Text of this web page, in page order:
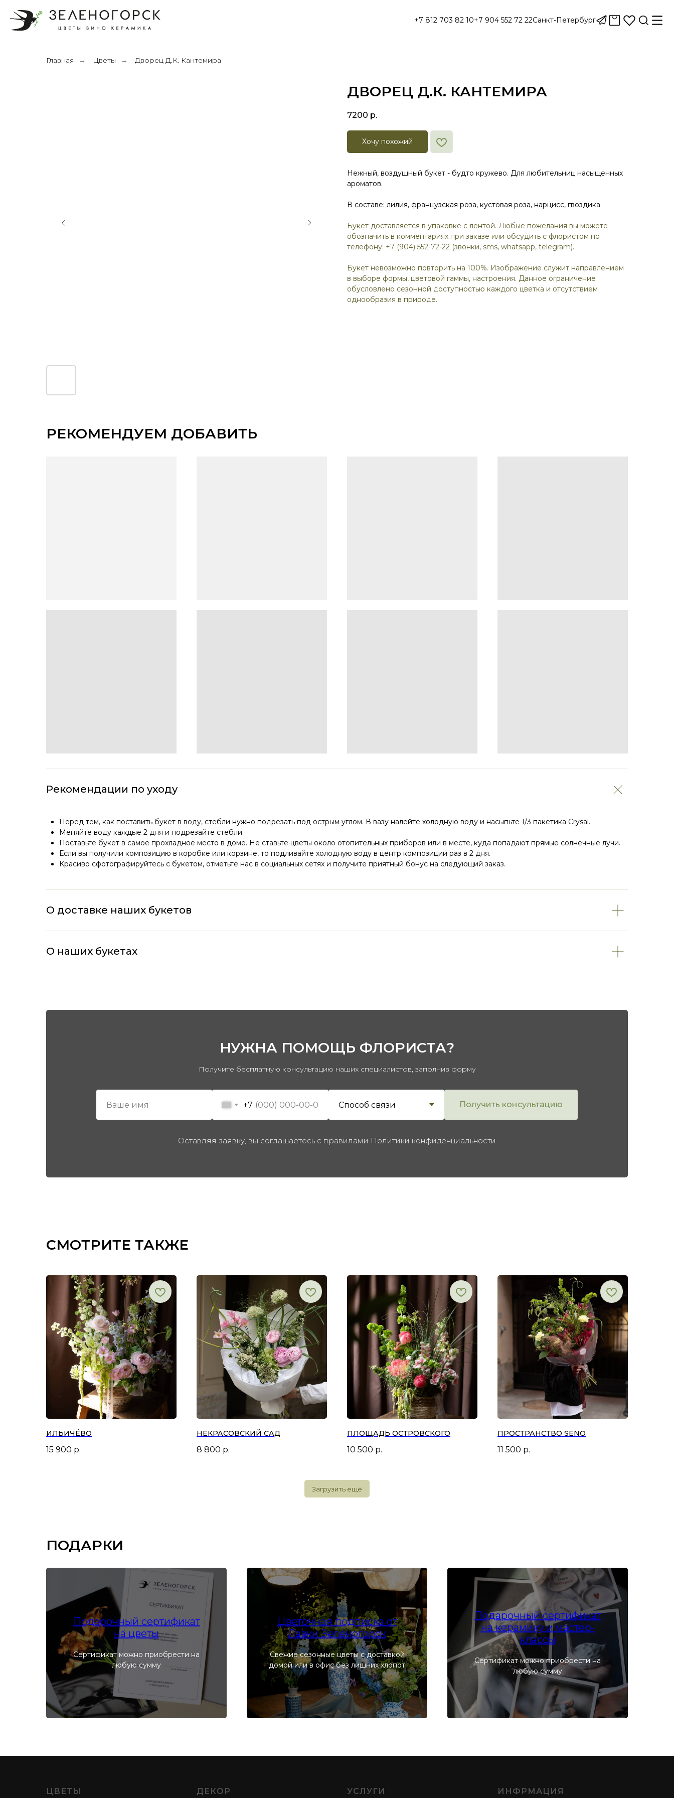
+7 812 703 82 10+7 904 552 72 22Санкт-Петербург
Главная → Цветы → Дворец Д.К. Кантемира
ДВОРЕЦ Д.К. КАНТЕМИРА
7200 р.
Хочу похожий
Нежный, воздушный букет - будто кружево. Для любительниц насыщенных
ароматов.
В составе: лилия, французская роза, кустовая роза, нарцисс, гвоздика.
Букет доставляется в упаковке с лентой. Любые пожелания вы можете
обозначить в комментариях при заказе или обсудить с флористом по
телефону: +7 (904) 552-72-22 (звонки, sms, whatsapp, telegram).
Букет невозможно повторить на 100%. Изображение служит направлением
в выборе формы, цветовой гаммы, настроения. Данное ограничение
обусловлено сезонной доступностью каждого цветка и отсутствием
однообразия в природе.
РЕКОМЕНДУЕМ ДОБАВИТЬ
Рекомендации по уходу
Перед тем, как поставить букет в воду, стебли нужно подрезать под острым углом. В вазу налейте холодную воду и насыпьте 1/3 пакетика Crysal.
Меняйте воду каждые 2 дня и подрезайте стебли.
Поставьте букет в самое прохладное место в доме. Не ставьте цветы около отопительных приборов или в месте, куда попадают прямые солнечные лучи.
Если вы получили композицию в коробке или корзине, то подливайте холодную воду в центр композиции раз в 2 дня.
Красиво сфотографируйтесь с букетом, отметьте нас в социальных сетях и получите приятный бонус на следующий заказ.
О доставке наших букетов
О наших букетах
НУЖНА ПОМОЩЬ ФЛОРИСТА?
Получите бесплатную консультацию наших специалистов, заполнив форму
+7 Получить консультацию
Оставляя заявку, вы соглашаетесь с правилами Политики конфиденциальности
СМОТРИТЕ ТАКЖЕ
ИЛЬИЧЁВО
15 900 р.
НЕКРАСОВСКИЙ САД
8 800 р.
ПЛОЩАДЬ ОСТРОВСКОГО
10 500 р.
ПРОСТРАНСТВО SENO
11 500 р.
Загрузить ещё
ПОДАРКИ
Подарочный сертификат
на цветы
Сертификат можно приобрести на
любую сумму
Цветочная подписка от
Лавки Зеленогорск
Свежие сезонные цветы с доставкой
домой или в офис без лишних хлопот
Подарочный сертификат
на керамику и мастер-
классы
Сертификат можно приобрести на
любую сумму
ЦВЕТЫ ДЕКОР УСЛУГИ ИНФРМАЦИЯ